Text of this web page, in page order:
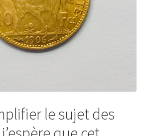
le sujet des